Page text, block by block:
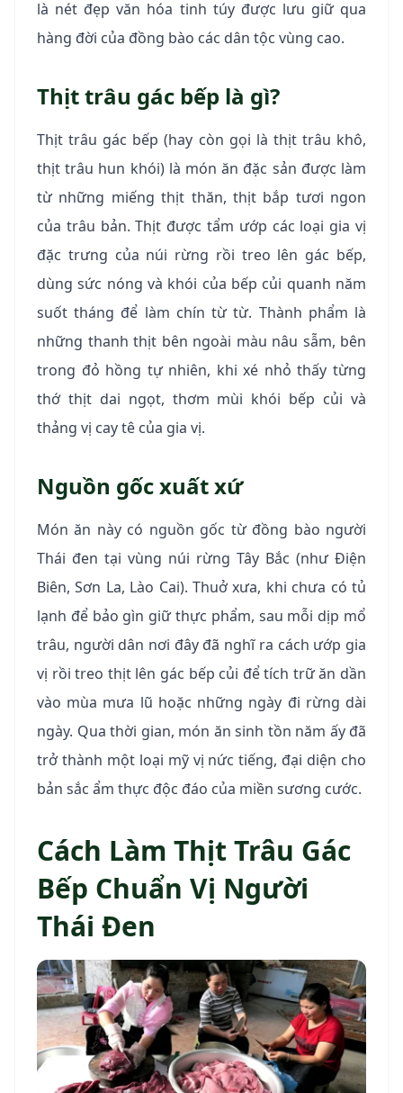
là nét đẹp văn hóa tinh túy được lưu giữ qua
hàng đời của đồng bào các dân tộc vùng cao.
Thịt trâu gác bếp là gì?
Thịt trâu gác bếp (hay còn gọi là thịt trâu khô,
thịt trâu hun khói) là món ăn đặc sản được làm
từ những miếng thịt thăn, thịt bắp tươi ngon
của trâu bản. Thịt được tẩm ướp các loại gia vị
đặc trưng của núi rừng rồi treo lên gác bếp,
dùng sức nóng và khói của bếp củi quanh năm
suốt tháng để làm chín từ từ. Thành phẩm là
những thanh thịt bên ngoài màu nâu sẫm, bên
trong đỏ hồng tự nhiên, khi xé nhỏ thấy từng
thớ thịt dai ngọt, thơm mùi khói bếp củi và
thảng vị cay tê của gia vị.
Nguồn gốc xuất xứ
Món ăn này có nguồn gốc từ đồng bào người
Thái đen tại vùng núi rừng Tây Bắc (như Điện
Biên, Sơn La, Lào Cai). Thuở xưa, khi chưa có tủ
lạnh để bảo gìn giữ thực phẩm, sau mỗi dịp mổ
trâu, người dân nơi đây đã nghĩ ra cách ướp gia
vị rồi treo thịt lên gác bếp củi để tích trữ ăn dần
vào mùa mưa lũ hoặc những ngày đi rừng dài
ngày. Qua thời gian, món ăn sinh tồn năm ấy đã
trở thành một loại mỹ vị nức tiếng, đại diện cho
bản sắc ẩm thực độc đáo của miền sương cước.
Cách Làm Thịt Trâu Gác
Bếp Chuẩn Vị Người
Thái Đen